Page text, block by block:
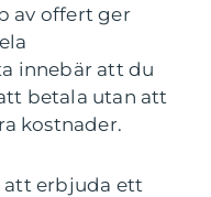
av offert ger
innebär att du
betala utan att
kostnader.
att erbjuda ett